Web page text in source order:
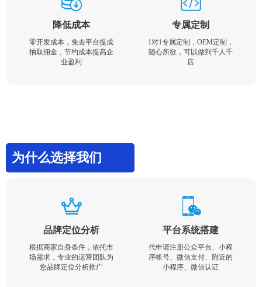
降低成本
零开发成本，免去平台提成
抽取佣金，节约成本提高企
业盈利
专属定制
1对1专属定制，OEM定制，
随心所欲，可以做到千人千
店
为什么选择我们
品牌定位分析
根据商家自身条件，依托市
场需求，专业的运营团队为
您品牌定位分析推广
平台系统搭建
代申请注册公众平台、小程
序帐号、微信支付、附近的
小程序、微信认证